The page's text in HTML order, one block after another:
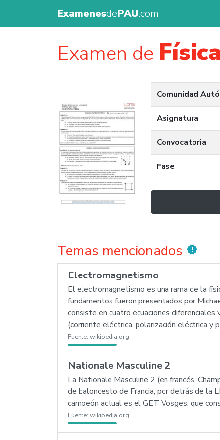
ExamenesdePAU.com
Examen de
Comunidad
Asignatura
Convocatoria
Fase
Temas mencionados new_releases
Electromagnetismo
El electromagnetismo es una rama de la
fundamentos fueron presentados por
consiste en cuatro ecuaciones
(corriente eléctrica, polarización eléctrica y
Fuente: wikipedia.org
Nationale Masculine 2
La Nationale Masculine 2 (en francés,
de baloncesto de Francia, por detrás de la
campeón actual es el GET Vosges, que
Fuente: wikipedia.org